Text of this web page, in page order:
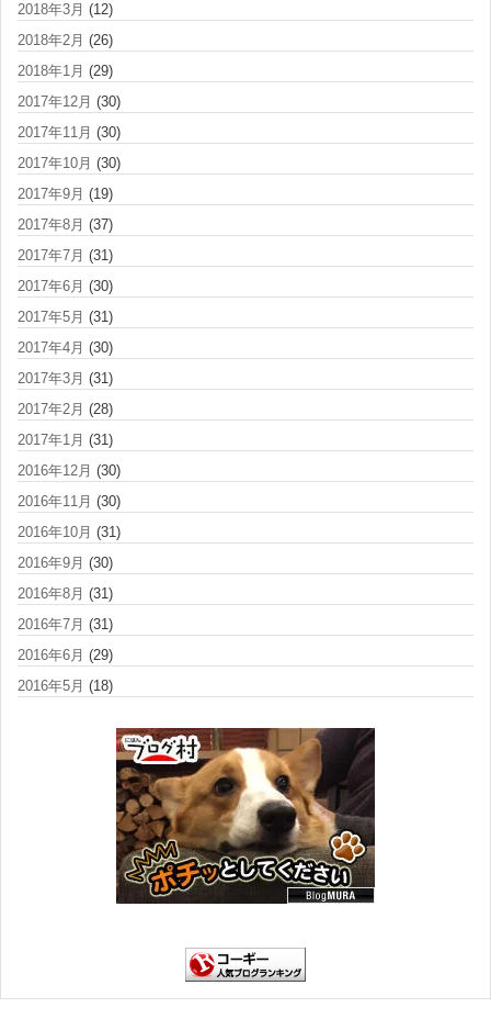
2018年3月 (12)
2018年2月 (26)
2018年1月 (29)
2017年12月 (30)
2017年11月 (30)
2017年10月 (30)
2017年9月 (19)
2017年8月 (37)
2017年7月 (31)
2017年6月 (30)
2017年5月 (31)
2017年4月 (30)
2017年3月 (31)
2017年2月 (28)
2017年1月 (31)
2016年12月 (30)
2016年11月 (30)
2016年10月 (31)
2016年9月 (30)
2016年8月 (31)
2016年7月 (31)
2016年6月 (29)
2016年5月 (18)